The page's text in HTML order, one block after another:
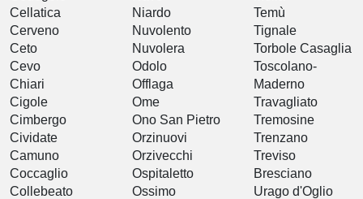
Cellatica
Cerveno
Ceto
Cevo
Chiari
Cigole
Cimbergo
Cividate
Camuno
Coccaglio
Collebeato
Niardo
Nuvolento
Nuvolera
Odolo
Offlaga
Ome
Ono San Pietro
Orzinuovi
Orzivecchi
Ospitaletto
Ossimo
Temù
Tignale
Torbole Casaglia
Toscolano-
Maderno
Travagliato
Tremosine
Trenzano
Treviso
Bresciano
Urago d'Oglio